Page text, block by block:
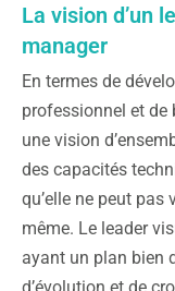
La vision d’un
manager
En termes de
professionnel et de
une vision
des capacités
qu’elle ne peut pas
même. Le leader
ayant un plan bien
d’évolution et de